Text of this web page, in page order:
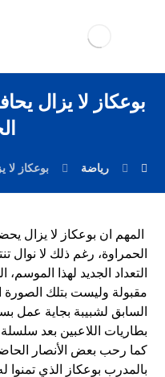
بوعكاز لا يزال
رياضة بوعكاز
المهم ان بوعكاز لا يزال
الحمراوة، رغم ذلك لا
التعداد الجديد لهذا
مقبولة وليست بتلك الصورة
السابق لشبيبة بجاية
بطاريات اللاعبين بعد سلسلة
كما رحب بعض الأنصار
بالمدرب بوعكاز الذي تمنوا